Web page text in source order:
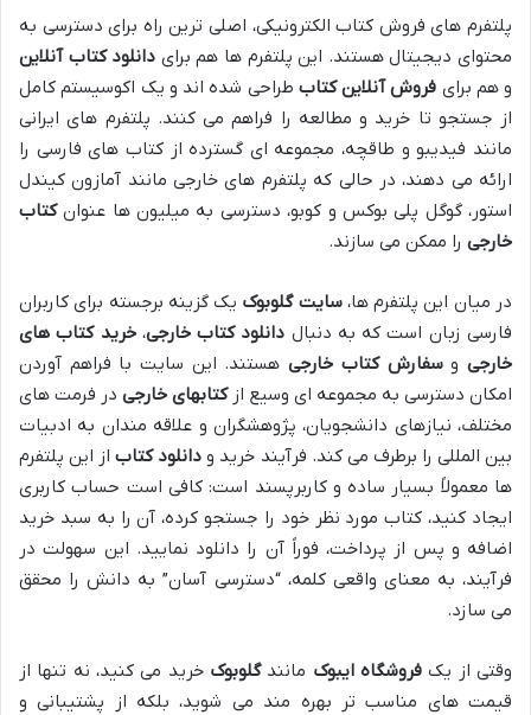
پلتفرم های فروش کتاب الکترونیکی، اصلی ترین راه برای دسترسی به
محتوای دیجیتال هستند. این پلتفرم ها هم برای دانلود کتاب آنلاین
و هم برای فروش آنلاین کتاب طراحی شده اند و یک اکوسیستم کامل
از جستجو تا خرید و مطالعه را فراهم می کنند. پلتفرم های ایرانی
مانند فیدیبو و طاقچه، مجموعه ای گسترده از کتاب های فارسی را
ارائه می دهند، در حالی که پلتفرم های خارجی مانند آمازون کیندل
استور، گوگل پلی بوکس و کوبو، دسترسی به میلیون ها عنوانکتاب
خارجی را ممکن می سازند.
در میان این پلتفرم ها،سایت گلوبوک یک گزینه برجسته برای کاربران
فارسی زبان است که به دنبال دانلود کتاب خارجی،خرید کتاب های
خارجیوسفارش کتاب خارجیهستند. این سایت با فراهم آوردن
امکان دسترسی به مجموعه ای وسیع ازکتابهای خارجی در فرمت های
مختلف، نیازهای دانشجویان، پژوهشگران و علاقه مندان به ادبیات
بین المللی را برطرف می کند. فرآیند خرید و دانلود کتاباز این پلتفرم
ها معمولاً بسیار ساده و کاربرپسند است: کافی است حساب کاربری
ایجاد کنید، کتاب مورد نظر خود را جستجو کرده، آن را به سبد خرید
اضافه و پس از پرداخت، فوراً آن را دانلود نمایید. این سهولت در
فرآیند، به معنای واقعی کلمه، “دسترسی آسان” به دانش را محقق
می سازد.
وقتی از یک فروشگاه ایبوک مانندگلوبوک خرید می کنید، نه تنها از
قیمت های مناسب تر بهره مند می شوید، بلکه از پشتیبانی و